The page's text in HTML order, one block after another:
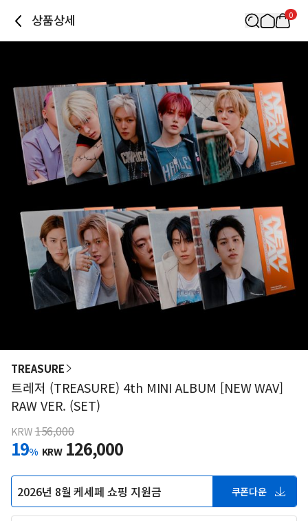
상품상세 0
TREASURE
트레저 (TREASURE) 4th MINI ALBUM [NEW WAV]
RAW VER. (SET)
KRW 156,000
19% KRW 126,000
2026년 8월 케세페 쇼핑 지원금 쿠폰다운